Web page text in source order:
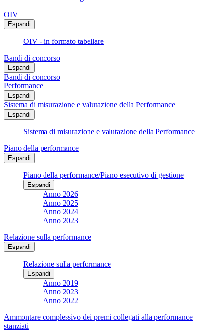
OIV
Espandi
OIV - in formato tabellare
Bandi di concorso
Espandi
Bandi di concorso
Performance
Espandi
Sistema di misurazione e valutazione della Performance
Espandi
Sistema di misurazione e valutazione della Performance
Piano della performance
Espandi
Piano della performance/Piano esecutivo di gestione
Espandi
Anno 2026
Anno 2025
Anno 2024
Anno 2023
Relazione sulla performance
Espandi
Relazione sulla performance
Espandi
Anno 2019
Anno 2023
Anno 2022
Ammontare complessivo dei premi collegati alla performance
stanziati